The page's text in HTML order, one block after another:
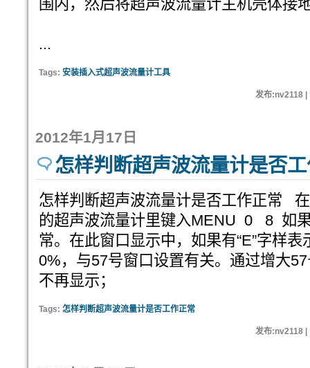
围内，然后将超声波流量计主机壳体接
...
Tags: 安装插入式超声波流量计工具
发布:nv2118 |
2012年1月17日
怎样判断超声波流量计是否
怎样判断超声波流量计是否工作正常
的超声波流量计里键入MENU 0 8 如果
常。在此窗口显示中，如果有“E”字样
0%，与57号窗口设置有关。通过增大
不再显示；
Tags: 怎样判断超声波流量计是否工作正常
发布:nv2118 |